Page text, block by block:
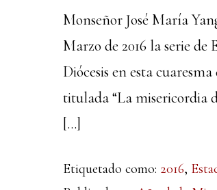
Monseñor José María
Marzo de 2016 la serie de
Diócesis en esta
titulada “La misericordia
[…]
Etiquetado como: 2016,